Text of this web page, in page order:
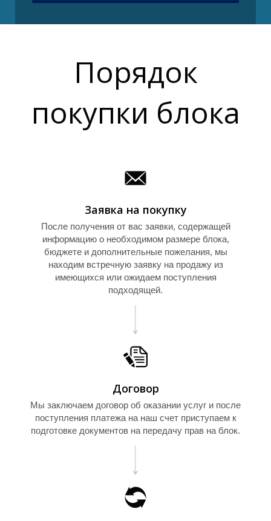
P
О
Порядок
покупки блока
Заявка на покупку
После получения от вас заявки, содержащей
информацию о необходимом размере блока,
бюджете и дополнительные пожелания, мы
находим встречную заявку на продажу из
имеющихся или ожидаем поступления
подходящей.
Договор
Мы заключаем договор об оказании услуг и после
поступления платежа на наш счет приступаем к
подготовке документов на передачу прав на блок.